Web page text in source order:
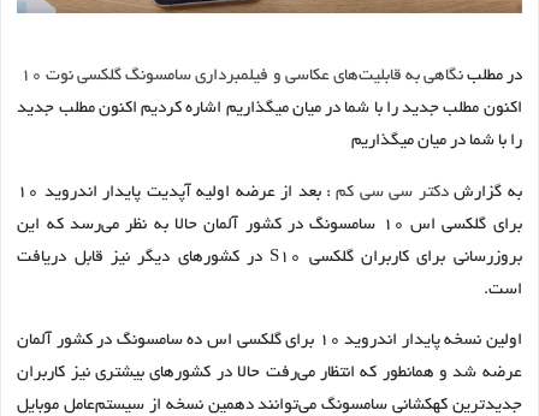
در مطلبنگاهی به قابلیت‌های عکاسی و فیلمبرداری سامسونگ گلکسی نوت 10
اکنون مطلب جدید را با شما در میان میگذاریم اشاره کردیم اکنون مطلب جدید
را با شما در میان میگذاریم
به گزارشدکتر سی سی کم
: بعد از عرضه اولیه آپدیت پایدار اندروید ۱۰
برای گلکسی اس ۱۰ سامسونگ در کشور آلمان حالا به نظر می‌رسد که این
بروزرسانی برای کاربران گلکسی S10 در کشورهای دیگر نیز قابل دریافت
است.
اولین نسخه پایدار اندروید ۱۰ برای گلکسی اس ده سامسونگ در کشور آلمان
عرضه شد و همانطور که انتظار می‌رفت حالا در کشورهای بیشتری نیز کاربران
جدیدترین کهکشانی سامسونگ می‌توانند دهمین نسخه از سیستم‌عامل موبایل